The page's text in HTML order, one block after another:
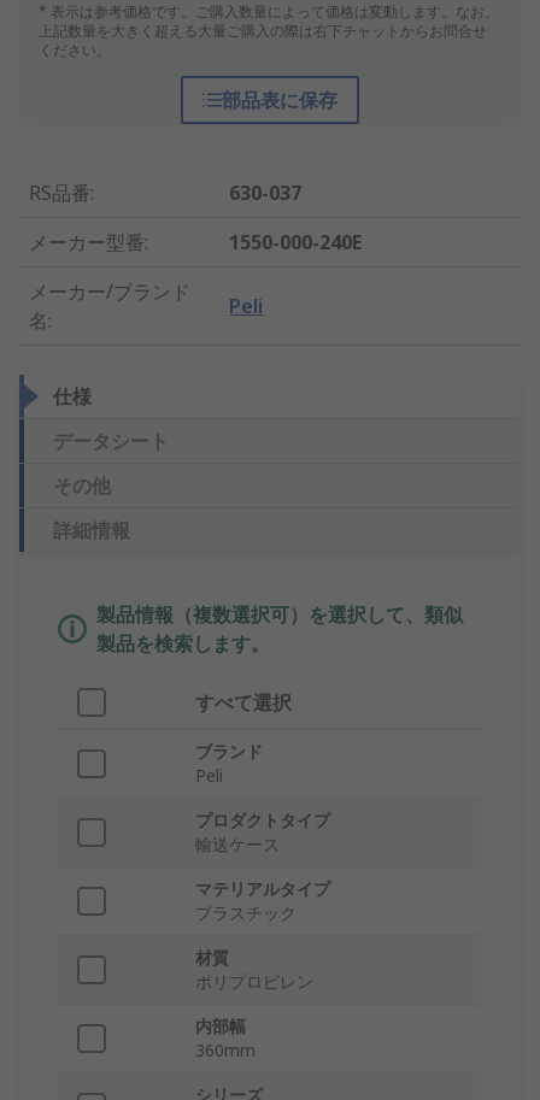
* 表示は参考価格です。ご購入数量によって価格は変動します。なお、
上記数量を大きく超える大量ご購入の際は右下チャットからお問合せ
ください。
部品表に保存
RS品番:
630-037
メーカー型番:
1550-000-240E
メーカー/ブランド
名:
Peli
仕様
データシート
その他
詳細情報
製品情報（複数選択可）を選択して、類似
製品を検索します。
すべて選択
ブランド
Peli
プロダクトタイプ
輸送ケース
マテリアルタイプ
プラスチック
材質
ポリプロピレン
内部幅
360mm
シリーズ